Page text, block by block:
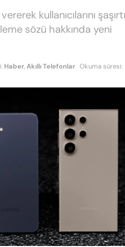
kullanıcılarını
sözü hakkında yeni
Haber,Akıllı Telefonlar Okuma süresi: